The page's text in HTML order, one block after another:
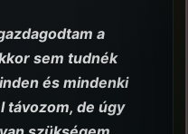
a
sem tudnék
és mindenki
távozom, de úgy